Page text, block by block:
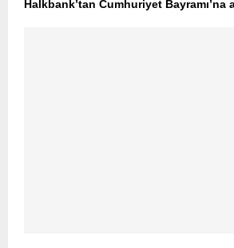
Halkbank’tan Cumhuriyet Bayramı’na